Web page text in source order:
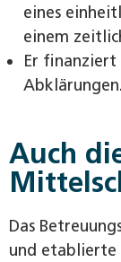
eines
einem
Er finanziert
Abklärungen.
Auch
Das
und etablierte